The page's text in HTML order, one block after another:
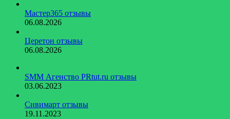
Мастер365 отзывы
06.08.2026
Церетон отзывы
06.08.2026
SMM Агенство PRtut.ru отзывы
03.06.2023
Сивимарт отзывы
19.11.2023